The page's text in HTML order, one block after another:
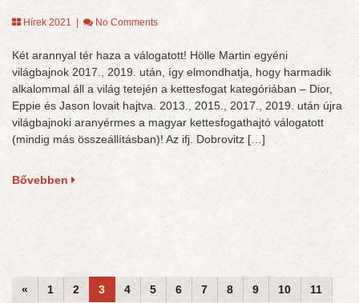
Hírek 2021 No Comments
Két arannyal tér haza a válogatott! Hölle Martin egyéni
világbajnok 2017., 2019. után, így elmondhatja, hogy harmadik
alkalommal áll a világ tetején a kettesfogat kategóriában – Dior,
Eppie és Jason lovait hajtva. 2013., 2015., 2017., 2019. után újra
világbajnoki aranyérmes a magyar kettesfogathajtó válogatott
(mindig más összeállításban)! Az ifj. Dobrovitz […]
Bővebben
« 1 2 3 4 5 6 7 8 9 10
11